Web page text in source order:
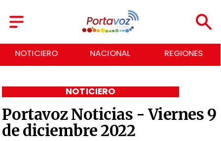
NOTICIERO NACIONAL REGIONES
Portavoz Noticias - Viernes 9
de diciembre 2022
NOTICIERO